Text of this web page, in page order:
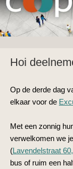
Hoi
Op de derde dag
elkaar voor de
Met een zonnig
verwelkomen we
(Lavendelstraat
bus of ruim een